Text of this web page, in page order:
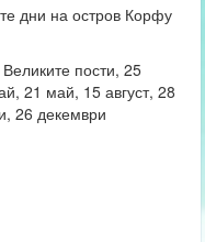
дни на остров Корфу
пости, 25
21 май, 15 август, 28
26 декември